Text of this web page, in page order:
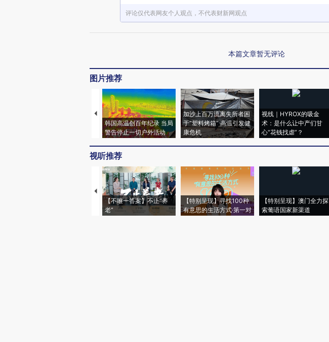
评论仅代表网友个人观点，不代表财新网观点
本篇文章暂无评论
图片推荐
韩国高温创百年纪录 当局
警告停止一切户外活动
加沙上百万流离失所者困
于“塑料烤箱” 高温引发健
康危机
视线｜HYROX的吸金
术：是什么让中产们甘
心“花钱找虐”？
视听推荐
【不唯一答案】不止“养
老”
【特别呈现】寻找100种
有意思的生活方式·第一对
【特别呈现】澳门全力探
索葡语国家新渠道